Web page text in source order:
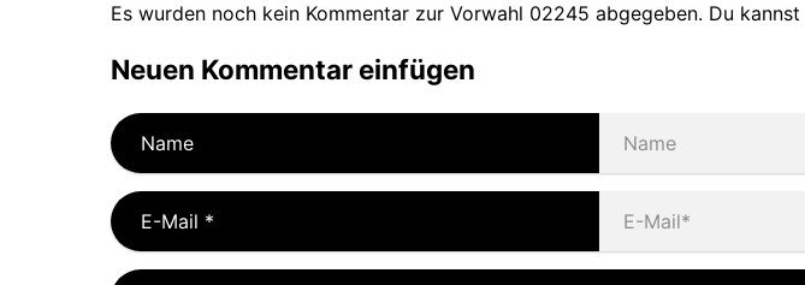
Es wurden noch kein Kommentar zur Vorwahl 02245 abgegeben. Du
Neuen Kommentar einfügen
Name
E-Mail *